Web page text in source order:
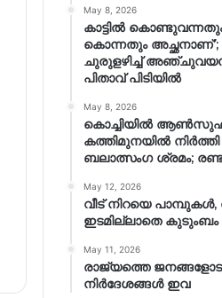
May 8, 2026
കാട്ടിൽ
കൊന്നതും
ചുരുളഴിച്ച്
പിതാവ് പിടിയിൽ
May 8, 2026
കൊച്ചിയിൽ
കത്തിമുനയിൽ
ബലാത്സംഗ​ ശ്രമം;
May 12, 2026
വീട് നിറയെ
ഇടമില്ലാതെ കുടുംബം
May 11, 2026
രാജ്യത്തെ
നിര്‍ദേശങ്ങള്‍ ഇവ